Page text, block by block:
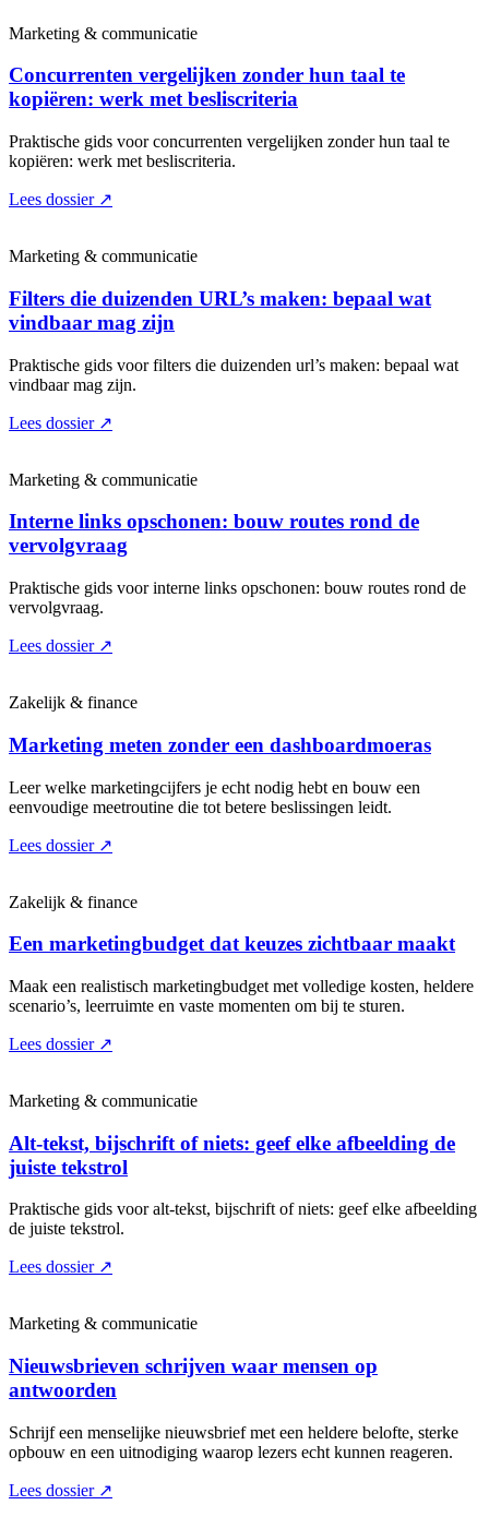
Marketing & communicatie
Concurrenten vergelijken zonder hun taal te
kopiëren: werk met besliscriteria
Praktische gids voor concurrenten vergelijken zonder hun taal te
kopiëren: werk met besliscriteria.
Lees dossier ↗
Marketing & communicatie
Filters die duizenden URL’s maken: bepaal wat
vindbaar mag zijn
Praktische gids voor filters die duizenden url’s maken: bepaal wat
vindbaar mag zijn.
Lees dossier ↗
Marketing & communicatie
Interne links opschonen: bouw routes rond de
vervolgvraag
Praktische gids voor interne links opschonen: bouw routes rond de
vervolgvraag.
Lees dossier ↗
Zakelijk & finance
Marketing meten zonder een dashboardmoeras
Leer welke marketingcijfers je echt nodig hebt en bouw een
eenvoudige meetroutine die tot betere beslissingen leidt.
Lees dossier ↗
Zakelijk & finance
Een marketingbudget dat keuzes zichtbaar maakt
Maak een realistisch marketingbudget met volledige kosten, heldere
scenario’s, leerruimte en vaste momenten om bij te sturen.
Lees dossier ↗
Marketing & communicatie
Alt-tekst, bijschrift of niets: geef elke afbeelding de
juiste tekstrol
Praktische gids voor alt-tekst, bijschrift of niets: geef elke afbeelding
de juiste tekstrol.
Lees dossier ↗
Marketing & communicatie
Nieuwsbrieven schrijven waar mensen op
antwoorden
Schrijf een menselijke nieuwsbrief met een heldere belofte, sterke
opbouw en een uitnodiging waarop lezers echt kunnen reageren.
Lees dossier ↗